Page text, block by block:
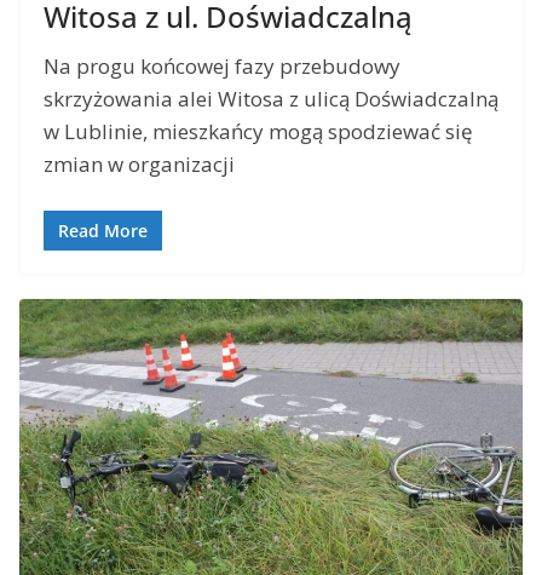
Witosa z ul. Doświadczalną
Na progu końcowej fazy przebudowy
skrzyżowania alei Witosa z ulicą Doświadczalną
w Lublinie, mieszkańcy mogą spodziewać się
zmian w organizacji
Read More